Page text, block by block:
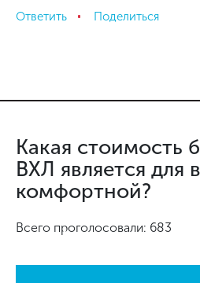
Ответить Поделиться
Какая стоимость
ВХЛ является для
комфортной?
Всего проголосовали: 683